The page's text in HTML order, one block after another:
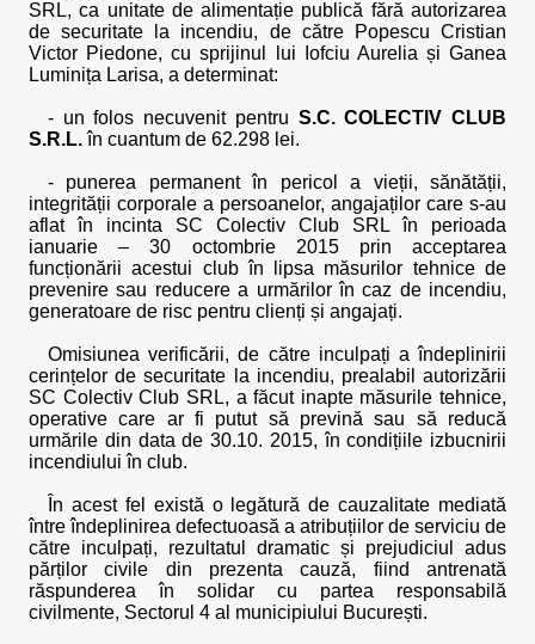
SRL, ca unitate de alimentație publică fără autorizarea
de securitate la incendiu, de către Popescu Cristian
Victor Piedone, cu sprijinul lui Iofciu Aurelia și Ganea
Luminița Larisa, a determinat:
- un folos necuvenit pentru S.C. COLECTIV CLUB
S.R.L.în cuantum de 62.298 lei.
- punerea permanent în pericol a vieții, sănătății,
integrității corporale a persoanelor, angajaților care s-au
aflat în incinta SC Colectiv Club SRL în perioada
ianuarie – 30 octombrie 2015 prin acceptarea
funcționării acestui club în lipsa măsurilor tehnice de
prevenire sau reducere a urmărilor în caz de incendiu,
generatoare de risc pentru clienți și angajați.
Omisiunea verificării, de către inculpați a îndeplinirii
cerințelor de securitate la incendiu, prealabil autorizării
SC Colectiv Club SRL, a făcut inapte măsurile tehnice,
operative care ar fi putut să prevină sau să reducă
urmările din data de 30.10. 2015, în condițiile izbucnirii
incendiului în club.
În acest fel există o legătură de cauzalitate mediată
între îndeplinirea defectuoasă a atribuțiilor de serviciu de
către inculpați, rezultatul dramatic și prejudiciul adus
părților civile din prezenta cauză, fiind antrenată
răspunderea în solidar cu partea responsabilă
civilmente, Sectorul 4 al municipiului București.